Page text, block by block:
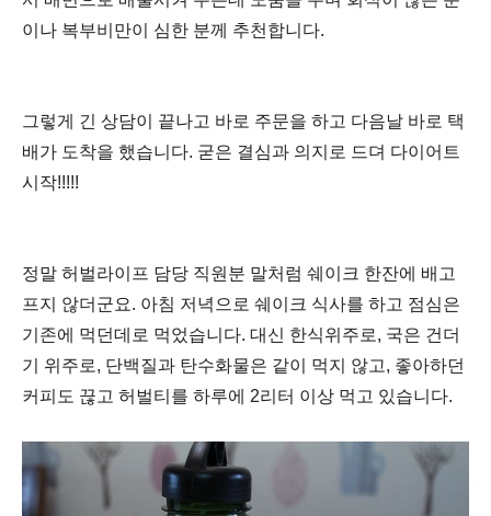
이나 복부비만이 심한 분께 추천합니다.
그렇게 긴 상담이 끝나고 바로 주문을 하고 다음날 바로 택
배가 도착을 했습니다. 굳은 결심과 의지로 드뎌 다이어트
시작!!!!!
정말 허벌라이프 담당 직원분 말처럼 쉐이크 한잔에 배고
프지 않더군요. 아침 저녁으로 쉐이크 식사를 하고 점심은
기존에 먹던데로 먹었습니다. 대신 한식위주로, 국은 건더
기 위주로, 단백질과 탄수화물은 같이 먹지 않고, 좋아하던
커피도 끊고 허벌티를 하루에 2리터 이상 먹고 있습니다.